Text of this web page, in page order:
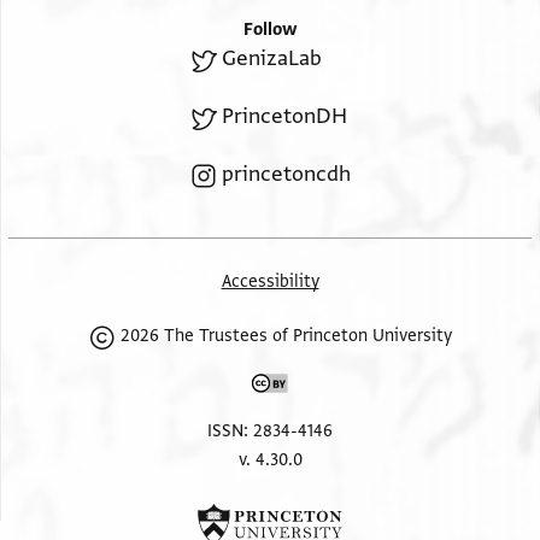
סלאם סדר כד אלול קצז ליצירה
Follow
GenizaLab
PrincetonDH
princetoncdh
Accessibility
2026 The Trustees of Princeton University
ISSN: 2834-4146
v. 4.30.0